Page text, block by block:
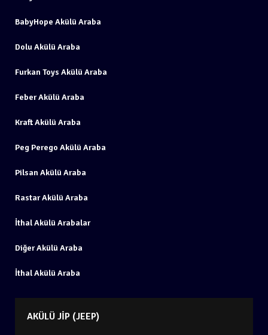
BabyHope Akülü Araba
Dolu Akülü Araba
Furkan Toys Akülü Araba
Feber Akülü Araba
Kraft Akülü Araba
Peg Perego Akülü Araba
Pilsan Akülü Araba
Rastar Akülü Araba
İthal Akülü Arabalar
Diğer Akülü Araba
İthal Akülü Araba
AKÜLÜ JIP (JEEP)